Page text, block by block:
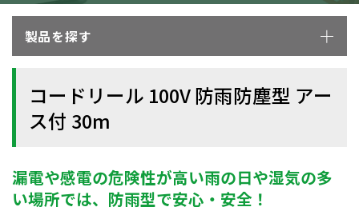
製品を探す
コードリール 100V 防雨防塵型 アー
ス付 30m
漏電や感電の危険性が高い雨の日や湿気の多
い場所では、防雨型で安心・安全！